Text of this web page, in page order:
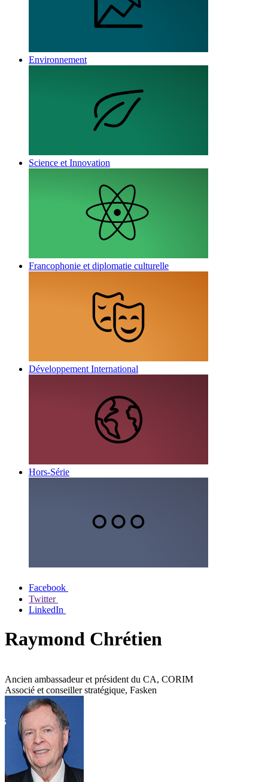
Environnement
Science et Innovation
Francophonie et diplomatie culturelle
Développement International
Hors-Série
Facebook
Twitter
LinkedIn
Raymond Chrétien
Ancien ambassadeur et président du CA, CORIM
Associé et conseiller stratégique, Fasken